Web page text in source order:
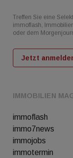
IMMOBILIEN
immoflash
immo7news
immojobs
immotermin
Treffen Sie eine
immoflash,
oder dem
Jetzt